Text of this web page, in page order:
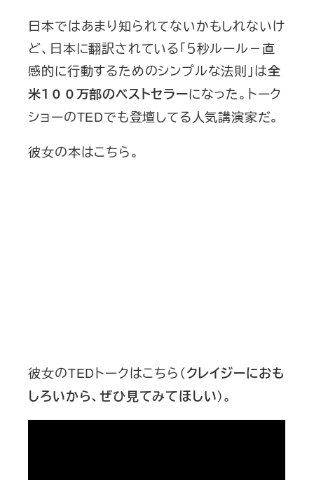
日本ではあまり知られてないかもしれないけ
ど、日本に翻訳されている「５秒ルール－直
感的に行動するためのシンプルな法則」は全
米１００万部のベストセラーになった。トーク
ショーのTEDでも登壇してる人気講演家だ。
彼女の本はこちら。
彼女のTEDトークはこちら（クレイジーにおも
しろいから、ぜひ見てみてほしい）。